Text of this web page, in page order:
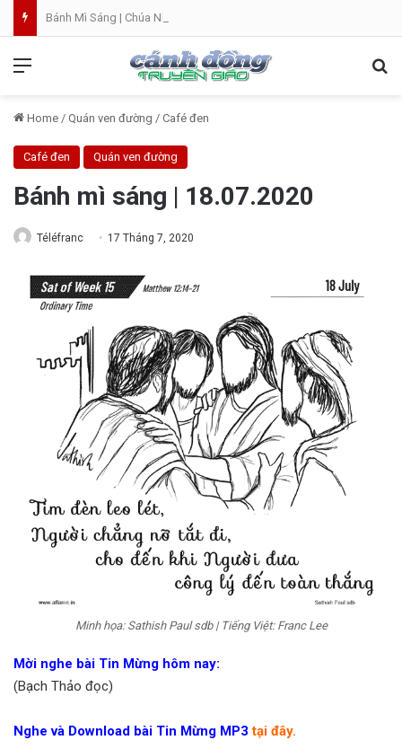
Bánh Mì Sáng | Chúa Nhật 09.08 | Chúa Nhật XIX Thường Niên
Home / Quán ven đường / Café đen
Café đen Quán ven đường
Bánh mì sáng | 18.07.2020
Téléfranc 17 Tháng 7, 2020
Minh họa: Sathish Paul sdb | Tiếng Việt: Franc Lee
Mời nghe bài Tin Mừng hôm nay:
(Bạch Thảo đọc)
Nghe và Download bài Tin Mừng MP3 tại đây.